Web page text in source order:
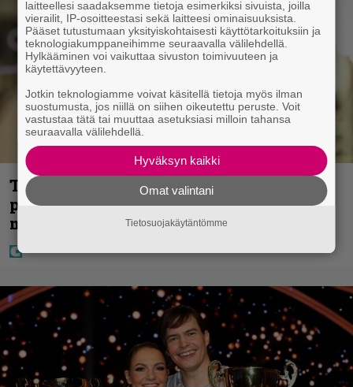
Tältä näyttää Vappu Pimiän
perhelomalla Portugalissa – ”Kaunis
mekko”
laitteellesi saadaksemme tietoja esimerkiksi sivuista, joilla
vierailit, IP-osoitteestasi sekä laitteesi ominaisuuksista.
Pääset tutustumaan yksityiskohtaisesti käyttötarkoituksiin ja
teknologiakumppaneihimme seuraavalla välilehdellä.
Hylkääminen voi vaikuttaa sivuston toimivuuteen ja
käytettävyyteen.
Jotkin teknologiamme voivat käsitellä tietoja myös ilman
suostumusta, jos niillä on siihen oikeutettu peruste. Voit
vastustaa tätä tai muuttaa asetuksiasi milloin tahansa
seuraavalla välilehdellä.
Hyväksyn kaikki
Omat valintani
Tietosuojakäytäntömme